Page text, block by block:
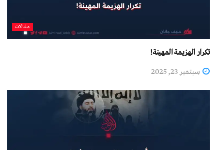
مقالات
تكرار الهزيمة المهينة!
سبتمبر 23, 2025